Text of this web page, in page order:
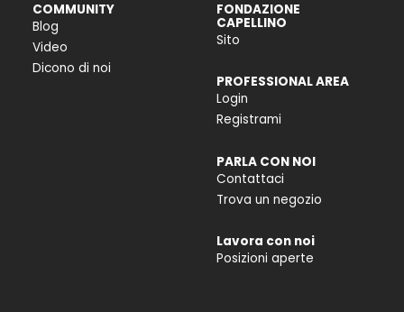
COMMUNITY
Blog
Video
Dicono di noi
FONDAZIONE
CAPELLINO
Sito
PROFESSIONAL AREA
Login
Registrami
PARLA CON NOI
Contattaci
Trova un negozio
Lavora con noi
Posizioni aperte